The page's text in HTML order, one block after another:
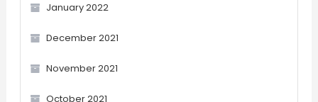
January 2022
December 2021
November 2021
October 2021